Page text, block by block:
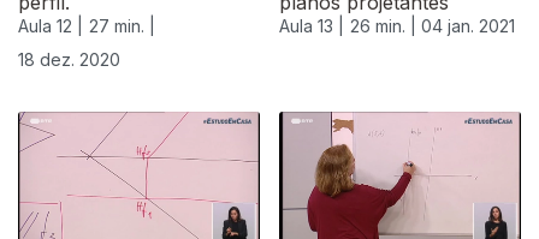
Aula 12 |
27 min. |
18 dez. 2020
Aula 13 | 26 min. | 04 jan. 2021